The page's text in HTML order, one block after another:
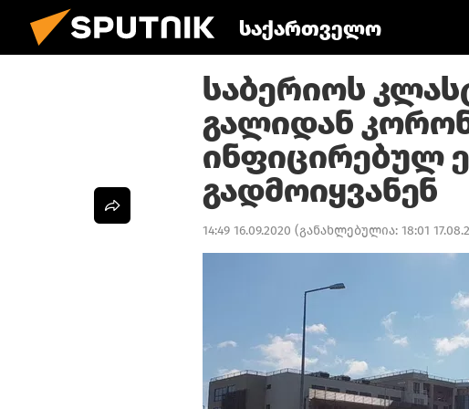
საქართველო
საბერიოს
გალიდან
ინფიცირებულ
გადმოიყვანენ
14:49 16.09.2020 (განახლებულია: 18:01